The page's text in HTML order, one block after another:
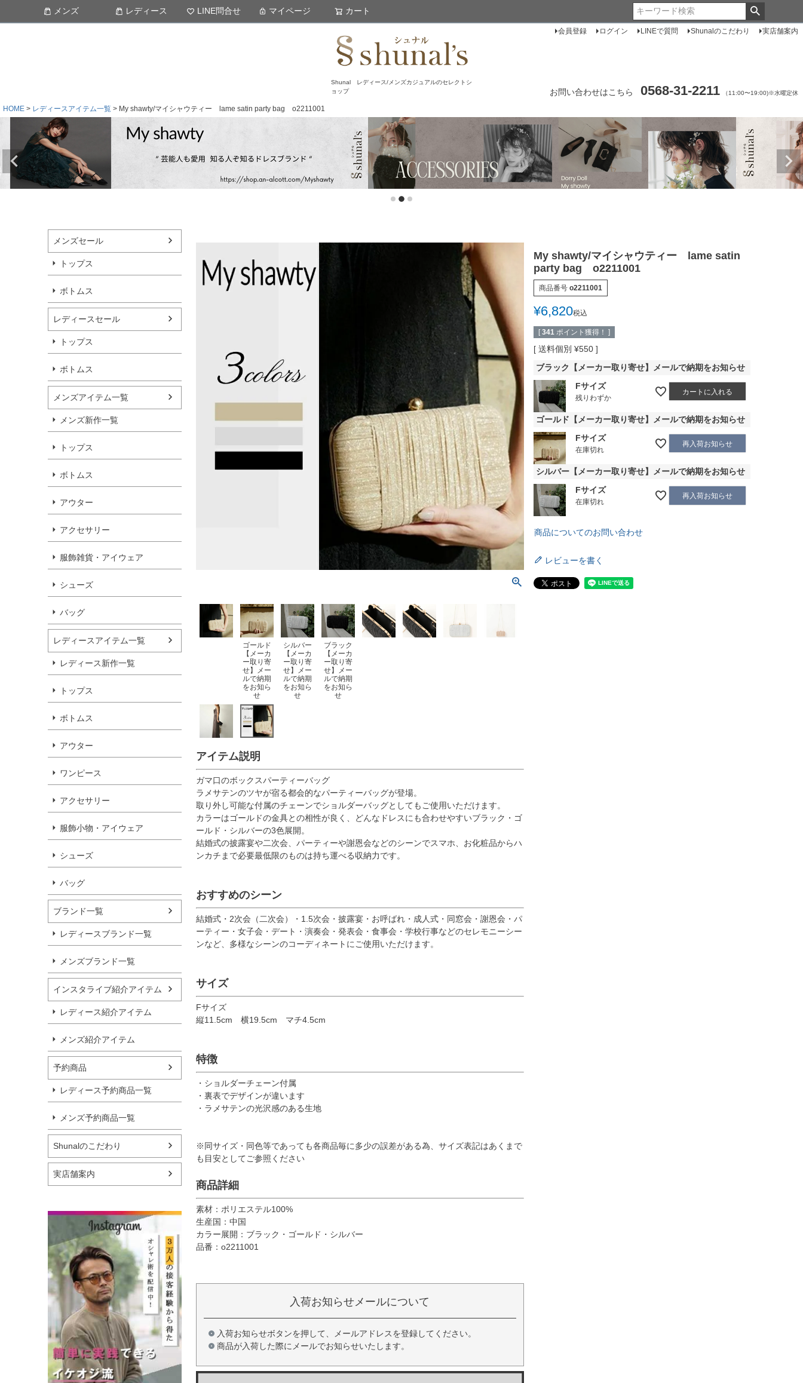
Shunal レディース/メンズカジュアルのセレクトシ
ョップ
会員登録 ログイン LINEで質問 Shunalのこだわり 実店舗案内
お問い合わせはこちら 0568-31-2211 （11:00〜19:00)※水曜定休
メンズ レディース LINE問合せ マイページ カート
HOME レディースアイテム一覧 My shawty/マイシャウティー lame satin party bag o2211001
メンズセール
トップス
ボトムス
レディースセール
トップス
ボトムス
メンズアイテム一覧
メンズ新作一覧
トップス
ボトムス
アウター
アクセサリー
服飾雑貨・アイウェア
シューズ
バッグ
レディースアイテム一覧
レディース新作一覧
トップス
ボトムス
アウター
ワンピース
アクセサリー
服飾小物・アイウェア
シューズ
バッグ
ブランド一覧
レディースブランド一覧
メンズブランド一覧
インスタライブ紹介アイテム
レディース紹介アイテム
メンズ紹介アイテム
予約商品
レディース予約商品一覧
メンズ予約商品一覧
Shunalのこだわり
実店舗案内
ゴールド
【メーカ
ー取り寄
せ】メー
ルで納期
をお知ら
せ
シルバー
【メーカ
ー取り寄
せ】メー
ルで納期
をお知ら
せ
ブラック
【メーカ
ー取り寄
せ】メー
ルで納期
をお知ら
せ
アイテム説明
ガマ口のボックスパーティーバッグ
ラメサテンのツヤが宿る都会的なパーティーバッグが登場。
取り外し可能な付属のチェーンでショルダーバッグとしてもご使用いただけます。
カラーはゴールドの金具との相性が良く、どんなドレスにも合わせやすいブラック・ゴ
ールド・シルバーの3色展開。
結婚式の披露宴や二次会、パーティーや謝恩会などのシーンでスマホ、お化粧品からハ
ンカチまで必要最低限のものは持ち運べる収納力です。
おすすめのシーン
結婚式・2次会（二次会）・1.5次会・披露宴・お呼ばれ・成人式・同窓会・謝恩会・パ
ーティー・女子会・デート・演奏会・発表会・食事会・学校行事などのセレモニーシー
ンなど、多様なシーンのコーディネートにご使用いただけます。
サイズ
Fサイズ
縦11.5cm 横19.5cm マチ4.5cm
特徴
・ショルダーチェーン付属
・裏表でデザインが違います
・ラメサテンの光沢感のある生地
※同サイズ・同色等であっても各商品毎に多少の誤差がある為、サイズ表記はあくまで
も目安としてご参照ください
商品詳細
素材：ポリエステル100%
生産国：中国
カラー展開：ブラック・ゴールド・シルバー
品番：o2211001
入荷お知らせメールについて
入荷お知らせボタンを押して、メールアドレスを登録してください。
商品が入荷した際にメールでお知らせいたします。
My shawty/マイシャウティー lame satin
party bag o2211001
商品番号 o2211001
¥6,820税込
[ 341 ポイント獲得！ ]
送料個別 ¥550
ブラック【メーカー取り寄せ】メールで納期をお知らせ
Fサイズ
残りわずか
カートに入れる
ゴールド【メーカー取り寄せ】メールで納期をお知らせ
Fサイズ
在庫切れ
再入荷お知らせ
シルバー【メーカー取り寄せ】メールで納期をお知らせ
Fサイズ
在庫切れ
再入荷お知らせ
商品についてのお問い合わせ
レビューを書く